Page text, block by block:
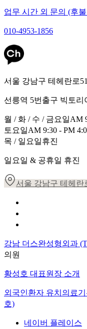
업무 시간 외 문의 (후
010-4953-1856
서울 강남구 테헤란로
선릉역 5번출구 빅토리
월 / 화 / 수 / 금요일AM
토요일AM 9:30 - PM
목 / 일요일휴진
일요일 & 공휴일 휴진
서울 강남구 테헤란
강남 더스완성형외과
의원
황성호 대표원장 소개
외국인환자 유치의료
호)
네이버 플레이스